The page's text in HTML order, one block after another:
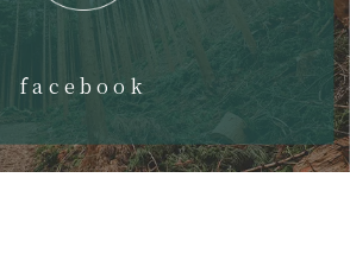
facebook